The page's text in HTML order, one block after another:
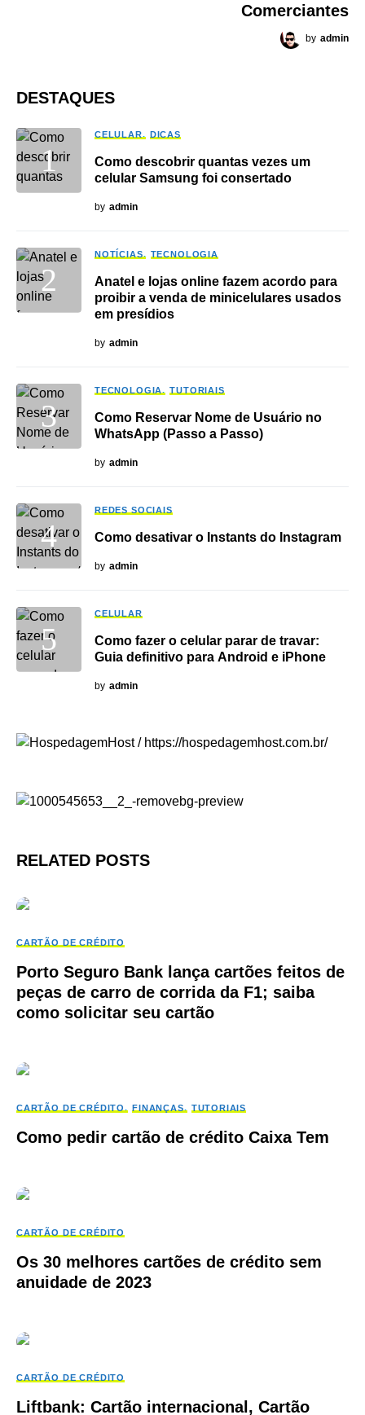
Comerciantes
by admin
DESTAQUES
CELULAR DICAS
Como descobrir quantas vezes um
celular Samsung foi consertado
by admin
NOTÍCIAS TECNOLOGIA
Anatel e lojas online fazem acordo para
proibir a venda de minicelulares usados
em presídios
by admin
TECNOLOGIA TUTORIAIS
Como Reservar Nome de Usuário no
WhatsApp (Passo a Passo)
by admin
REDES SOCIAIS
Como desativar o Instants do Instagram
by admin
CELULAR
Como fazer o celular parar de travar:
Guia definitivo para Android e iPhone
by admin
RELATED POSTS
CARTÃO DE CRÉDITO
Porto Seguro Bank lança cartões feitos de
peças de carro de corrida da F1; saiba
como solicitar seu cartão
CARTÃO DE CRÉDITO FINANÇAS TUTORIAIS
Como pedir cartão de crédito Caixa Tem
CARTÃO DE CRÉDITO
Os 30 melhores cartões de crédito sem
anuidade de 2023
CARTÃO DE CRÉDITO
Liftbank: Cartão internacional, Cartão